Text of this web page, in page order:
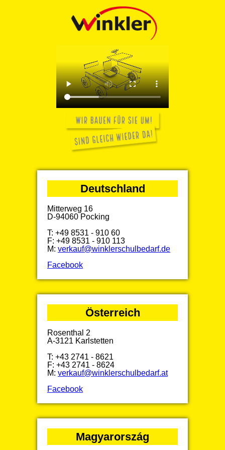
Deutschland
Mitterweg 16
D-94060 Pocking
T: +49 8531 - 910 60
F: +49 8531 - 910 113
M: verkauf@winklerschulbedarf.de
Facebook
Österreich
Rosenthal 2
A-3121 Karlstetten
T: +43 2741 - 8621
F: +43 2741 - 8624
M: verkauf@winklerschulbedarf.at
Facebook
Magyarország